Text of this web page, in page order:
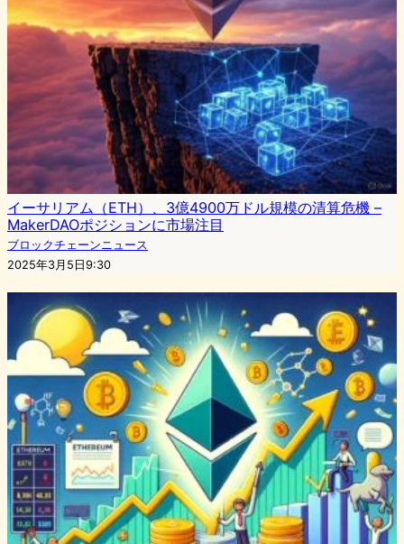
イーサリアム（ETH）、3億4900万ドル規模の清算危機 –
MakerDAOポジションに市場注目
ブロックチェーンニュース
2025年3月5日9:30